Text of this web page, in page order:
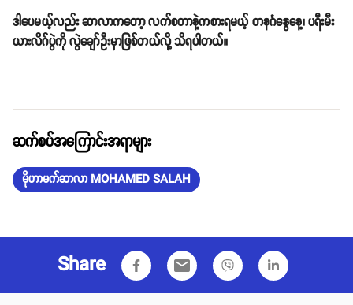
ဒါပေမယ့်လည်း ဆာလာကတော့ လက်စတာနဲ့ကစားရမယ့် တနင်္ဂနွေနေ့၊ ပရီးမီး
ယားလိဂ်ပွဲကို လွဲချော်ဦးမှာဖြစ်တယ်လို့ သိရပါတယ်။
ဆက်စပ်အကြောင်းအရာများ
မိုဟာမက်ဆာလာ MOHAMED SALAH
Share email